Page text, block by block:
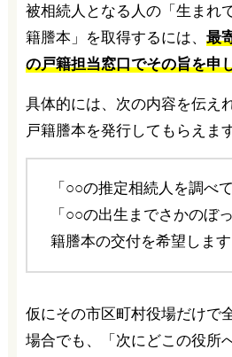
被相続人となる人の「生まれ
籍謄本」を取得するには、 最
の戸籍担当窓口でその旨を申
具体的には、次の内容を伝え
戸籍謄本を発行してもらえます
「○○の推定相続人を調べ
「○○の出生までさかのぼ
籍謄本の交付を希望します
仮にその市区町村役場だけで
場合でも、「次にどこの役所